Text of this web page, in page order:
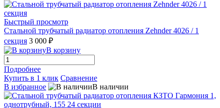
Быстрый просмотр
Стальной трубчатый радиатор отопления Zehnder 4026 / 1
секция 3 000 ₽
В корзину
Подробнее
Купить в 1 клик Сравнение
В избранное
В наличии